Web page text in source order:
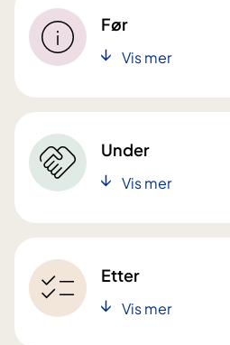
Før
Vis mer
Under
Vis mer
Etter
Vis mer